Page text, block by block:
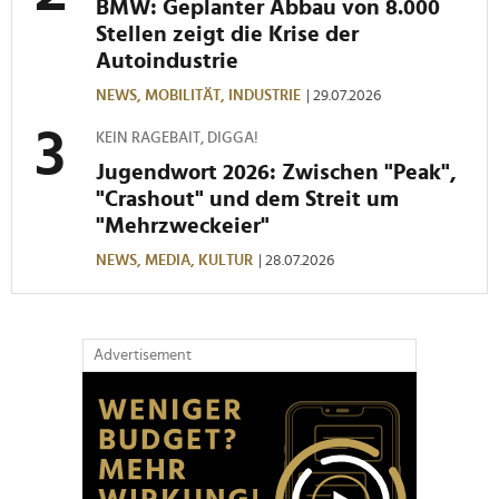
haben oder die sie im Rahmen Ihrer Nutzung der Dienste
gesammelt haben.
BMW: Geplanter Abbau von 8.000
Stellen zeigt die Krise der
Autoindustrie
NEWS, MOBILITÄT, INDUSTRIE | 29.07.2026
KEIN RAGEBAIT, DIGGA!
Jugendwort 2026: Zwischen "Peak",
"Crashout" und dem Streit um
"Mehrzweckeier"
NEWS, MEDIA, KULTUR | 28.07.2026
Advertisement